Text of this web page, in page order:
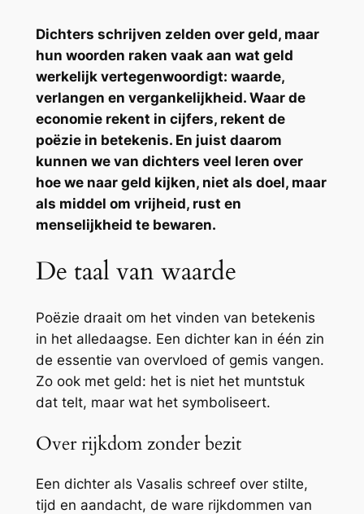
Dichters schrijven zelden over geld, maar
hun woorden raken vaak aan wat geld
werkelijk vertegenwoordigt: waarde,
verlangen en vergankelijkheid. Waar de
economie rekent in cijfers, rekent de
poëzie in betekenis. En juist daarom
kunnen we van dichters veel leren over
hoe we naar geld kijken, niet als doel, maar
als middel om vrijheid, rust en
menselijkheid te bewaren.
De taal van waarde
Poëzie draait om het vinden van betekenis
in het alledaagse. Een dichter kan in één zin
de essentie van overvloed of gemis vangen.
Zo ook met geld: het is niet het muntstuk
dat telt, maar wat het symboliseert.
Over rijkdom zonder bezit
Een dichter als Vasalis schreef over stilte,
tijd en aandacht, de ware rijkdommen van